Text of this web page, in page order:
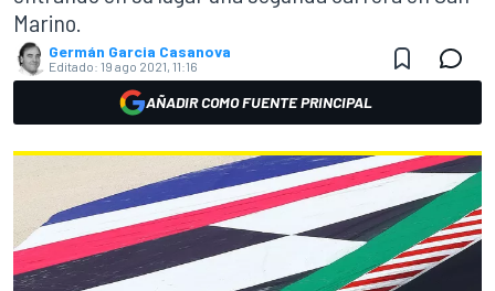
Marino.
Germán Garcia Casanova
Editado: 19 ago 2021, 11:16
AÑADIR COMO FUENTE PRINCIPAL